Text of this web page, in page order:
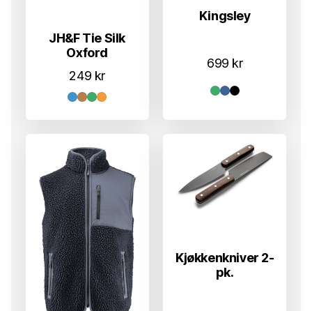
JH&F Tie Silk
Oxford
249 kr
Kingsley
699 kr
Kjøkkenkniver 2-
pk.